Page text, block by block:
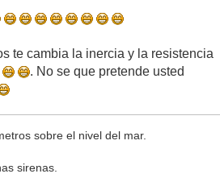
te cambia la inercia y la resistencia
. No se que pretende usted
sobre el nivel del mar.
sirenas.